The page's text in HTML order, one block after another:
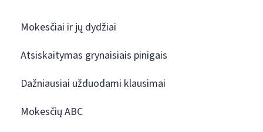
Mokesčiai ir jų dydžiai
Atsiskaitymas grynaisiais pinigais
Dažniausiai užduodami klausimai
Mokesčių ABC